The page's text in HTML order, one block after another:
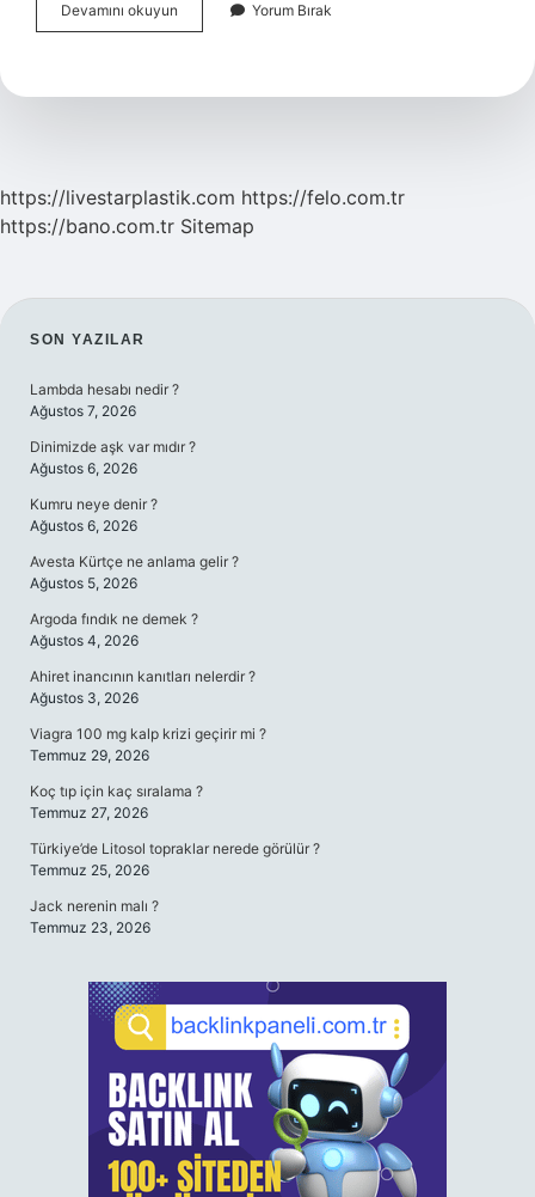
Devamını okuyun
Yazısı
Yorum Bırak
https://livestarplastik.com https://felo.com.tr
https://bano.com.tr Sitemap
SIDEBAR
SON YAZILAR
Lambda hesabı nedir ?
Ağustos 7, 2026
Dinimizde aşk var mıdır ?
Ağustos 6, 2026
Kumru neye denir ?
Ağustos 6, 2026
Avesta Kürtçe ne anlama gelir ?
Ağustos 5, 2026
Argoda fındık ne demek ?
Ağustos 4, 2026
Ahiret inancının kanıtları nelerdir ?
Ağustos 3, 2026
Viagra 100 mg kalp krizi geçirir mi ?
Temmuz 29, 2026
Koç tıp için kaç sıralama ?
Temmuz 27, 2026
Türkiye’de Litosol topraklar nerede görülür ?
Temmuz 25, 2026
Jack nerenin malı ?
Temmuz 23, 2026